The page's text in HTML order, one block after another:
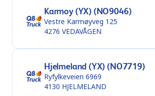
Karmoy (YX) (NO9046)
Vestre Karmøyveg 125
4276 VEDAVÅGEN
Hjelmeland (YX) (NO7719)
Ryfylkeveien 6969
4130 HJELMELAND